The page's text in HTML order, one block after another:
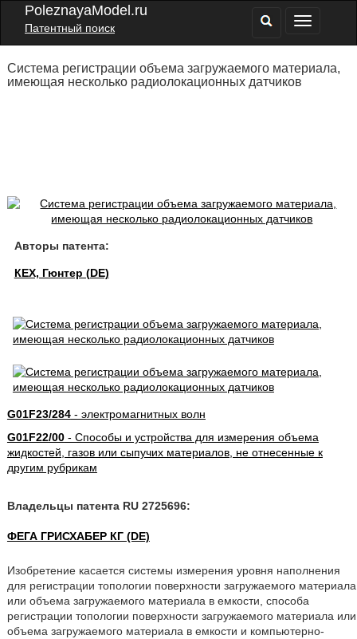
PoleznayaModel.ru
Патентный поиск
Система регистрации объема загружаемого материала,
имеющая несколько радиолокационных датчиков
Авторы патента:
КЕХ, Гюнтер (DE)
G01F23/284- электромагнитных волн
G01F22/00- Способы и устройства для измерения объема
жидкостей, газов или сыпучих материалов, не отнесенные к
другим рубрикам
Владельцы патента RU 2725696:
ФЕГА ГРИСХАБЕР КГ (DE)
Изобретение касается системы измерения уровня наполнения
для регистрации топологии поверхности загружаемого материала
или объема загружаемого материала в емкости, способа
регистрации топологии поверхности загружаемого материала или
объема загружаемого материала в емкости и компьютерно-